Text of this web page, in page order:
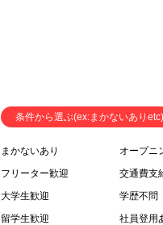
条件から選ぶ(ex:まかないありetc)
まかないあり オープニ
フリーター歓迎
交通費支
大学生歓迎
学歴不問
留学生歓迎
社員登用